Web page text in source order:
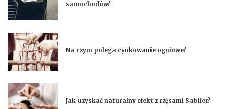
samochodów?
Na czym polega cynkowanie ogniowe?
Jak uzyskać naturalny efekt z rzęsami Sablier?